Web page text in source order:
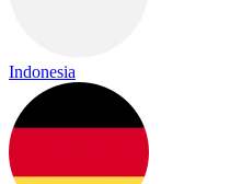
Indonesia